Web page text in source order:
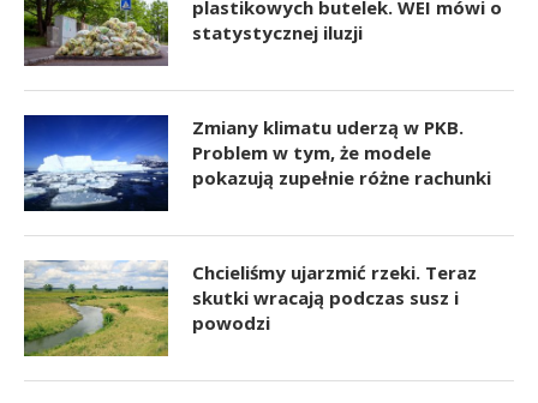
plastikowych butelek. WEI mówi o
statystycznej iluzji
Zmiany klimatu uderzą w PKB.
Problem w tym, że modele
pokazują zupełnie różne rachunki
Chcieliśmy ujarzmić rzeki. Teraz
skutki wracają podczas susz i
powodzi